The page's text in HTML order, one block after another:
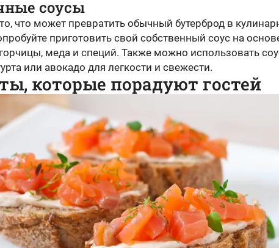
соусы
что может превратить обычный бутерброд в
приготовить свой собственный соус на
меда и специй. Также можно использовать
или авокадо для легкости и свежести.
которые порадуют гостей